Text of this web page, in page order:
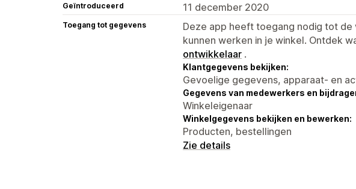
Geïntroduceerd 11 december 2020
Toegang tot gegevens
Deze app heeft toegang nodig tot
kunnen werken in je winkel. Ontdek
ontwikkelaar .
Klantgegevens bekijken:
Gevoelige gegevens, apparaat- en
Gegevens van medewerkers en
Winkeleigenaar
Winkelgegevens bekijken en bewerken:
Producten, bestellingen
Zie details